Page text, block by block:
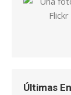
Últimas